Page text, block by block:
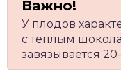
У плодов
с теплым
завязывается